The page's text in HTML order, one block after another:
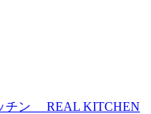
チン REAL KITCHEN